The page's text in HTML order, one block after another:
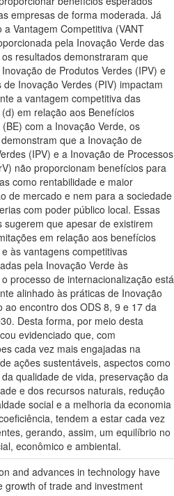
empresas de forma moderada. Já
a Vantagem Competitiva (VANT
pela Inovação Verde das
resultados demonstraram que
de Produtos Verdes (IPV) e
de Inovação Verdes (PIV) impactam
a vantagem competitiva das
em relação aos Benefícios
com a Inovação Verde, os
que a Inovação de
(IPV) e a Inovação de Processos
não proporcionam benefícios para
como rentabilidade e maior
de mercado e nem para a sociedade
com poder público local. Essas
sugerem que apesar de existirem
em relação aos benefícios
às vantagens competitivas
pela Inovação Verde às
processo de internacionalização está
alinhado às práticas de Inovação
ao encontro dos ODS 8, 9 e 17 da
Desta forma, por meio desta
evidenciado que, com
cada vez mais engajadas na
ações sustentáveis, aspectos como
qualidade de vida, preservação da
e dos recursos naturais, redução
social e a melhoria da economia
tendem a estar cada vez
gerando, assim, um equilíbrio no
econômico e ambiental.
and advances in technology have
growth of trade and investment